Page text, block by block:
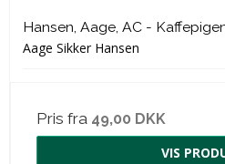
Hansen, Aage, AC -
Aage Sikker Hansen
Pris fra 49,00 DKK
VIS